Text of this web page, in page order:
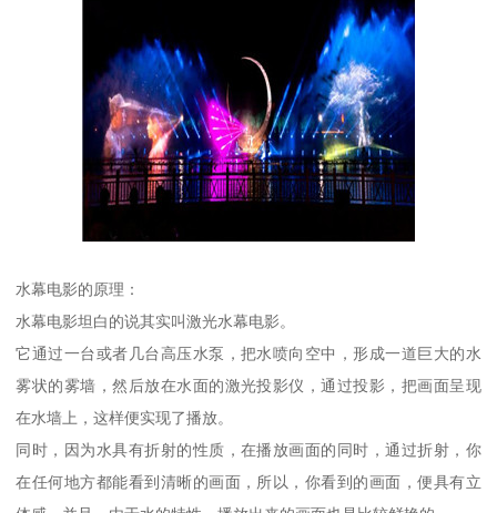
水幕电影的原理：
水幕电影坦白的说其实叫激光水幕电影。
它通过一台或者几台高压水泵，把水喷向空中，形成一道巨大的水
雾状的雾墙，然后放在水面的激光投影仪，通过投影，把画面呈现
在水墙上，这样便实现了播放。
同时，因为水具有折射的性质，在播放画面的同时，通过折射，你
在任何地方都能看到清晰的画面，所以，你看到的画面，便具有立